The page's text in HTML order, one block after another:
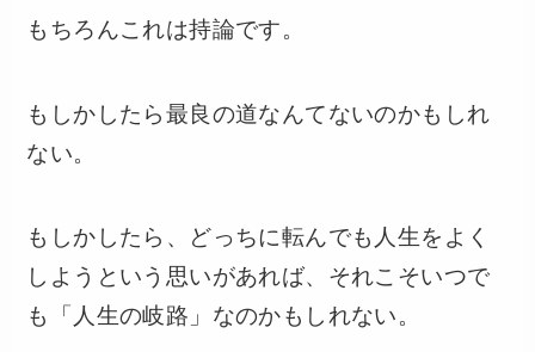
もちろんこれは持論です。
もしかしたら最良の道なんてないのかもしれ
ない。
もしかしたら、どっちに転んでも人生をよく
しようという思いがあれば、それこそいつで
も「人生の岐路」なのかもしれない。